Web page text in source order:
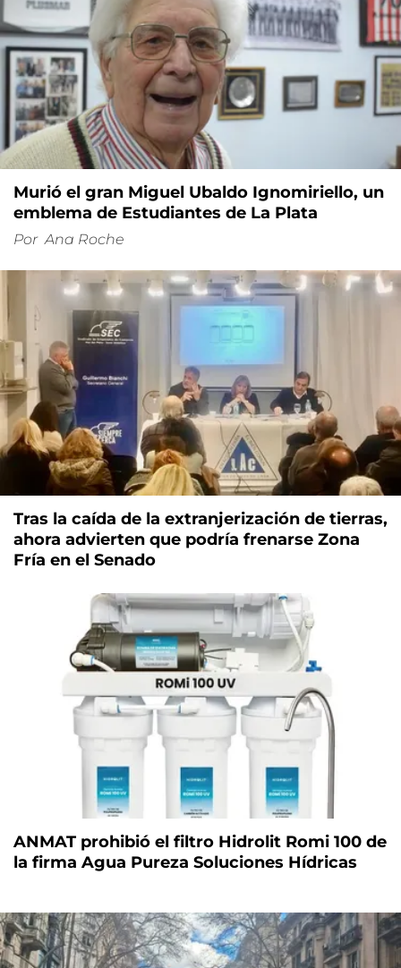
Murió el gran Miguel Ubaldo Ignomiriello, un
emblema de Estudiantes de La Plata
Por Ana Roche
Tras la caída de la extranjerización de tierras,
ahora advierten que podría frenarse Zona
Fría en el Senado
ANMAT prohibió el filtro Hidrolit Romi 100 de
la firma Agua Pureza Soluciones Hídricas